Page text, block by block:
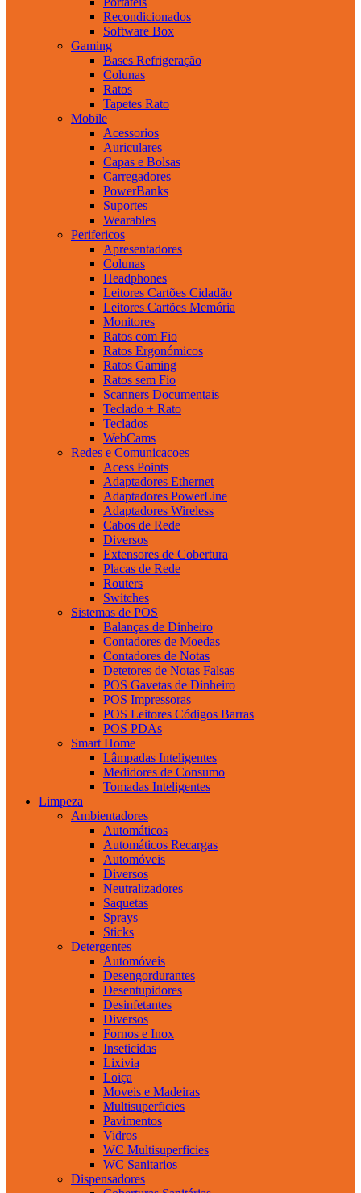
Recondicionados
Software Box
Gaming
Bases Refrigeração
Colunas
Ratos
Tapetes Rato
Mobile
Acessorios
Auriculares
Capas e Bolsas
Carregadores
PowerBanks
Suportes
Wearables
Perifericos
Apresentadores
Colunas
Headphones
Leitores Cartões Cidadão
Leitores Cartões Memória
Monitores
Ratos com Fio
Ratos Ergonómicos
Ratos Gaming
Ratos sem Fio
Scanners Documentais
Teclado + Rato
Teclados
WebCams
Redes e Comunicacoes
Acess Points
Adaptadores Ethernet
Adaptadores PowerLine
Adaptadores Wireless
Cabos de Rede
Diversos
Extensores de Cobertura
Placas de Rede
Routers
Switches
Sistemas de POS
Balanças de Dinheiro
Contadores de Moedas
Contadores de Notas
Detetores de Notas Falsas
POS Gavetas de Dinheiro
POS Impressoras
POS Leitores Códigos Barras
POS PDAs
Smart Home
Lâmpadas Inteligentes
Medidores de Consumo
Tomadas Inteligentes
Limpeza
Ambientadores
Automáticos
Automáticos Recargas
Automóveis
Diversos
Neutralizadores
Saquetas
Sprays
Sticks
Detergentes
Automóveis
Desengordurantes
Desentupidores
Desinfetantes
Diversos
Fornos e Inox
Inseticidas
Lixivia
Loiça
Moveis e Madeiras
Multisuperficies
Pavimentos
Vidros
WC Multisuperficies
WC Sanitarios
Dispensadores